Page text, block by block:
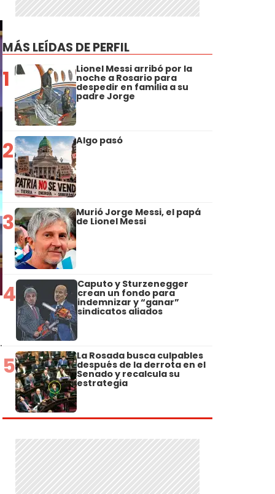
MÁS LEÍDAS DE PERFIL
1 Lionel Messi arribó por la
noche a Rosario para
despedir en familia a su
padre Jorge
2 Algo pasó
3 Murió Jorge Messi, el papá
de Lionel Messi
4 Caputo y Sturzenegger
crean un fondo para
indemnizar y “ganar”
sindicatos aliados
5 La Rosada busca culpables
después de la derrota en el
Senado y recalcula su
estrategia